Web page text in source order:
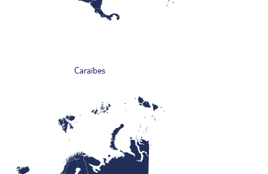
Caraïbes